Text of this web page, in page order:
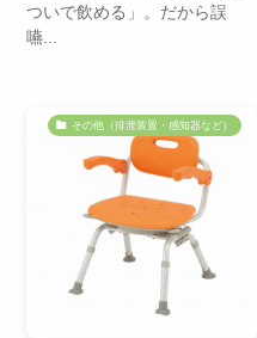
ついで飲める」。だから誤
嚥...
その他（排泄装置・感知器など）